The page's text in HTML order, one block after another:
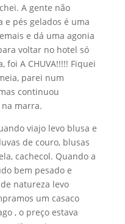
A gente não
e pés gelados é uma
e dá uma agonia
voltar no hotel só
foi A CHUVA!!!!! Fiquei
parei num
continuou
marra.
viajo levo blusa e
de couro, blusas
cachecol. Quando a
bem pesado e
natureza levo
um casaco
, o preço estava